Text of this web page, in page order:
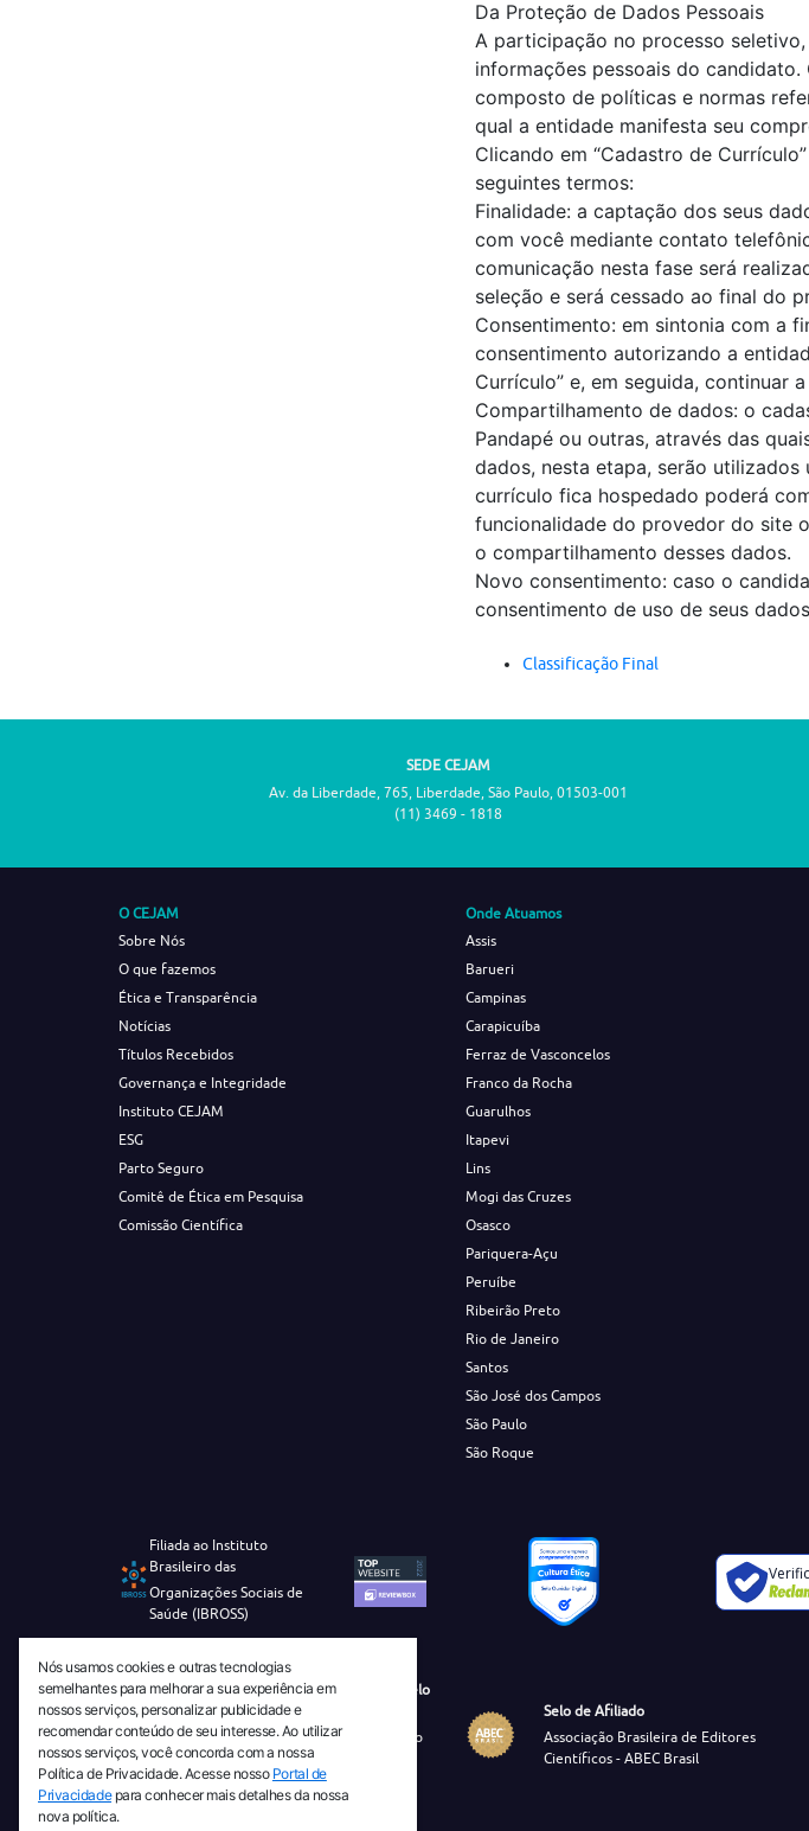
Da Proteção de Dados Pessoais
A participação no processo
informações pessoais do
composto de políticas e normas
qual a entidade manifesta seu
Clicando em “Cadastro de
seguintes termos:
Finalidade: a captação dos seus
com você mediante contato
comunicação nesta fase será
seleção e será cessado ao final do
Consentimento: em sintonia com a
consentimento autorizando a
Currículo” e, em seguida, continuar
Compartilhamento de dados: o
Pandapé ou outras, através das
dados, nesta etapa, serão
currículo fica hospedado poderá
funcionalidade do provedor do site
o compartilhamento desses dados.
Novo consentimento: caso o
consentimento de uso de seus
Classificação Final
SEDE CEJAM
Av. da Liberdade, 765, Liberdade, São Paulo, 01503-001
(11) 3469 - 1818
O CEJAM
Sobre Nós
O que fazemos
Ética e Transparência
Notícias
Títulos Recebidos
Governança e Integridade
Instituto CEJAM
ESG
Parto Seguro
Comitê de Ética em Pesquisa
Comissão Científica
Onde Atuamos
Assis
Barueri
Campinas
Carapicuíba
Ferraz de Vasconcelos
Franco da Rocha
Guarulhos
Itapevi
Lins
Mogi das Cruzes
Osasco
Pariquera-Açu
Peruíbe
Ribeirão Preto
Rio de Janeiro
Santos
São José dos Campos
São Paulo
São Roque
Filiada ao Instituto
Brasileiro das
Organizações Sociais de
Saúde (IBROSS)
Revista Tecnico-Cientifica CEJAM Selo
Diamante de Ciência Aberta
Diretório Migulim Instituto Brasileiro
de Informação em Ciência e
Tecnologia - IBICT
Selo de Afiliado
Associação Brasileira de Editores
Científicos - ABEC Brasil
Nós usamos cookies e outras tecnologias
semelhantes para melhorar a sua experiência em
nossos serviços, personalizar publicidade e
recomendar conteúdo de seu interesse. Ao utilizar
nossos serviços, você concorda com a nossa
Política de Privacidade. Acesse nosso Portal de
Privacidadepara conhecer mais detalhes da nossa
nova política.